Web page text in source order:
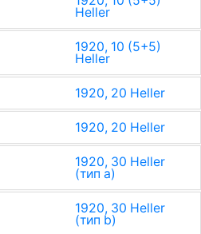
Heller
1920, 10 (5+5)
Heller
1920, 20 Heller
1920, 20 Heller
1920, 30 Heller
(тип a)
1920, 30 Heller
(тип b)